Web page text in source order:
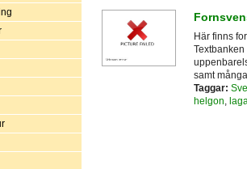
Här finns
samt
Taggar:
helgon,